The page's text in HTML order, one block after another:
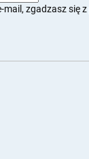
mail, zgadzasz się z